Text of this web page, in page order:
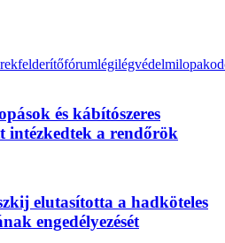
felderítőfórumlégilégvédelmi
és kábítószeres
intézkedtek a rendőrök
elutasította a hadköteles
engedélyezését